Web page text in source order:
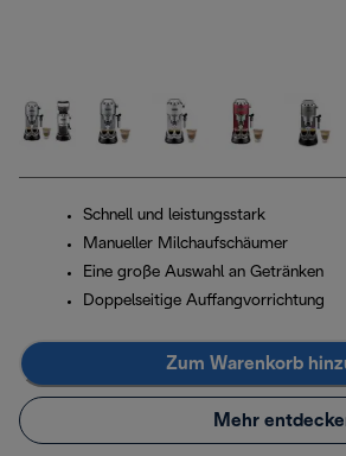
Schnell und leistungsstark
Manueller Milchaufschäumer
Eine große Auswahl an Getränken
Doppelseitige Auffangvorrichtung
Zum Warenkorb
Mehr